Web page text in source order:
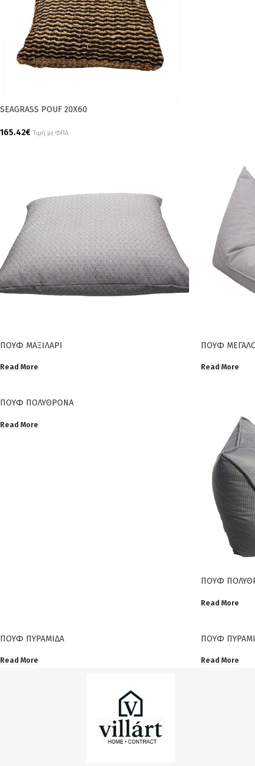
SEAGRASS POUF 20X60
165.42€ Τιμή με ΦΠΑ
ΠΟΥΦ ΜΑΞΙΛΑΡΙ
Read More
ΠΟΥΦ
Read More
ΠΟΥΦ ΠΟΛΥΘΡΟΝΑ
Read More
ΠΟΥΦ
Read More
ΠΟΥΦ ΠΥΡΑΜΙΔΑ
Read More
ΠΟΥΦ
Read More